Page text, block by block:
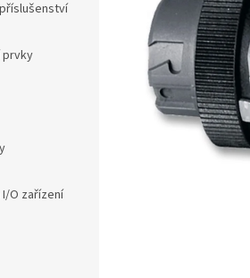
prvky
O zařízení